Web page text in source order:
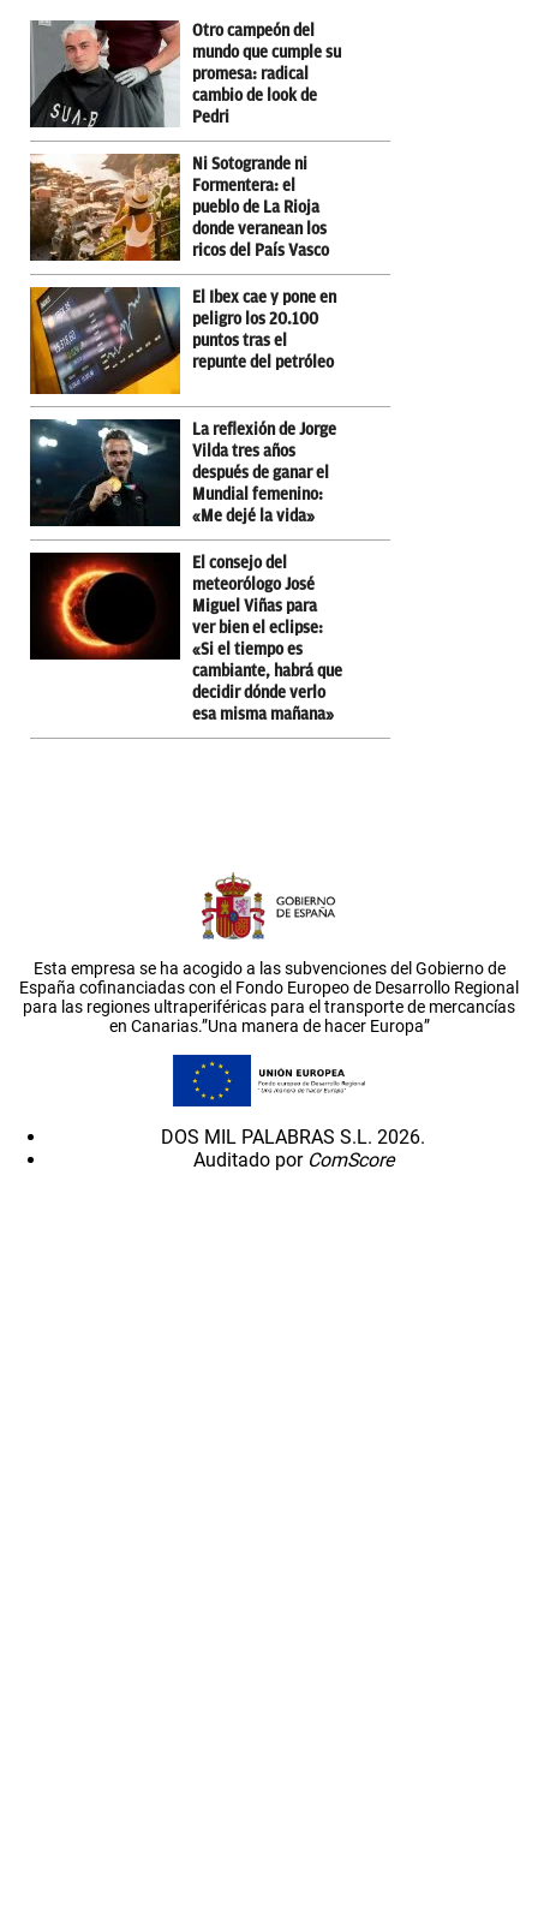
Otro campeón del
mundo que cumple su
promesa: radical
cambio de look de
Pedri
Ni Sotogrande ni
Formentera: el
pueblo de La Rioja
donde veranean los
ricos del País Vasco
El Ibex cae y pone en
peligro los 20.100
puntos tras el
repunte del petróleo
La reflexión de Jorge
Vilda tres años
después de ganar el
Mundial femenino:
«Me dejé la vida»
El consejo del
meteorólogo José
Miguel Viñas para
ver bien el eclipse:
«Si el tiempo es
cambiante, habrá que
decidir dónde verlo
esa misma mañana»
Esta empresa se ha acogido a las subvenciones del Gobierno de
España cofinanciadas con el Fondo Europeo de Desarrollo Regional
para las regiones ultraperiféricas para el transporte de mercancías
en Canarias.”Una manera de hacer Europa”
DOS MIL PALABRAS S.L. 2026.
Auditado por ComScore